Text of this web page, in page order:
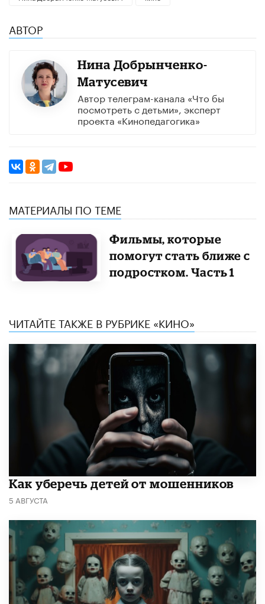
АВТОР
Нина Добрынченко-
Матусевич
Автор телеграм-канала «Что бы
посмотреть с детьми», эксперт
проекта «Кинопедагогика»
МАТЕРИАЛЫ ПО ТЕМЕ
​Фильмы, которые
помогут стать ближе с
подростком. Часть 1
ЧИТАЙТЕ ТАКЖЕ В РУБРИКЕ «КИНО»
Как уберечь детей от мошенников
5 АВГУСТА